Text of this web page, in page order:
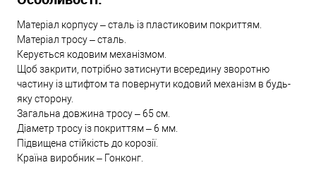
Матеріал корпусу – сталь із пластиковим покриттям.
Матеріал тросу – сталь.
Керується кодовим механізмом.
Щоб закрити, потрібно затиснути всередину зворотню
частину із штифтом та повернути кодовий механізм в будь-
яку сторону.
Загальна довжина тросу – 65 см.
Діаметр тросу із покриттям – 6 мм.
Підвищена стійкість до корозії.
Країна виробник – Гонконг.